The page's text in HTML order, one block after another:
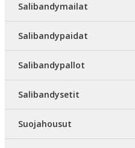
Salibandymailat
Salibandypaidat
Salibandypallot
Salibandysetit
Suojahousut